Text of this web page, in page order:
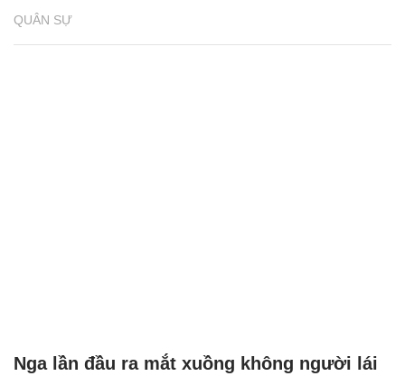
QUÂN SỰ
Nga lần đầu ra mắt xuồng không người lái